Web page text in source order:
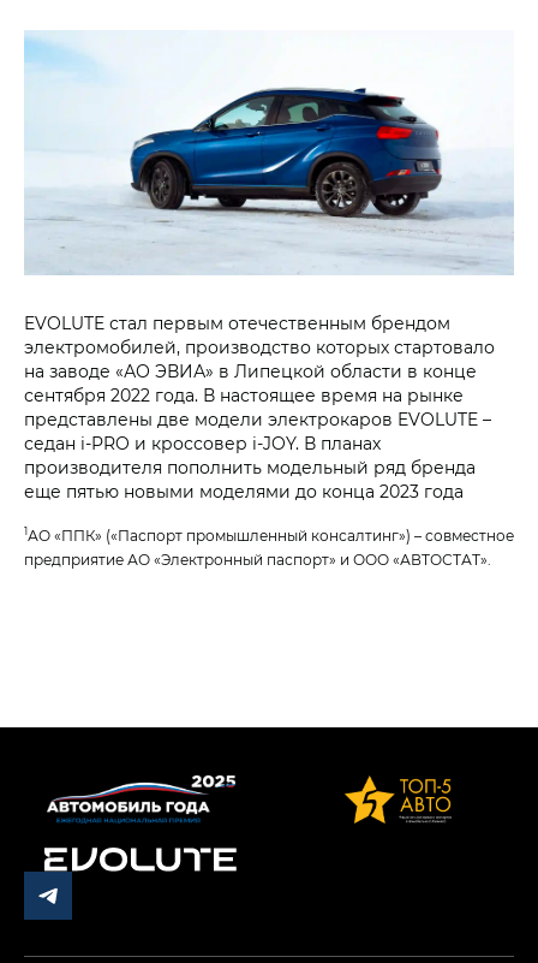
EVOLUTE стал первым отечественным брендом
электромобилей, производство которых стартовало
на заводе «АО ЭВИА» в Липецкой области в конце
сентября 2022 года. В настоящее время на рынке
представлены две модели электрокаров EVOLUTE –
седан i‑PRO и кроссовер i‑JOY. В планах
производителя пополнить модельный ряд бренда
еще пятью новыми моделями до конца 2023 года
1АО «ППК» («Паспорт промышленный консалтинг») – совместное
предприятие АО «Электронный паспорт» и ООО «АВТОСТАТ».